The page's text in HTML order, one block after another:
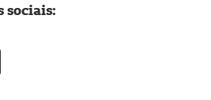
sociais: